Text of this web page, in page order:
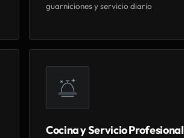
guarniciones y servicio diario
Cocina y Servicio Profesional